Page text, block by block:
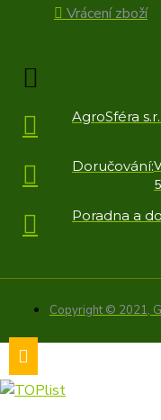
Vrácení zboží
AgroSféra
Doručování:
Poradna a
Copyright © 2021,